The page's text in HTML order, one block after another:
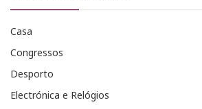
Casa
Congressos
Desporto
Electrónica e Relógios